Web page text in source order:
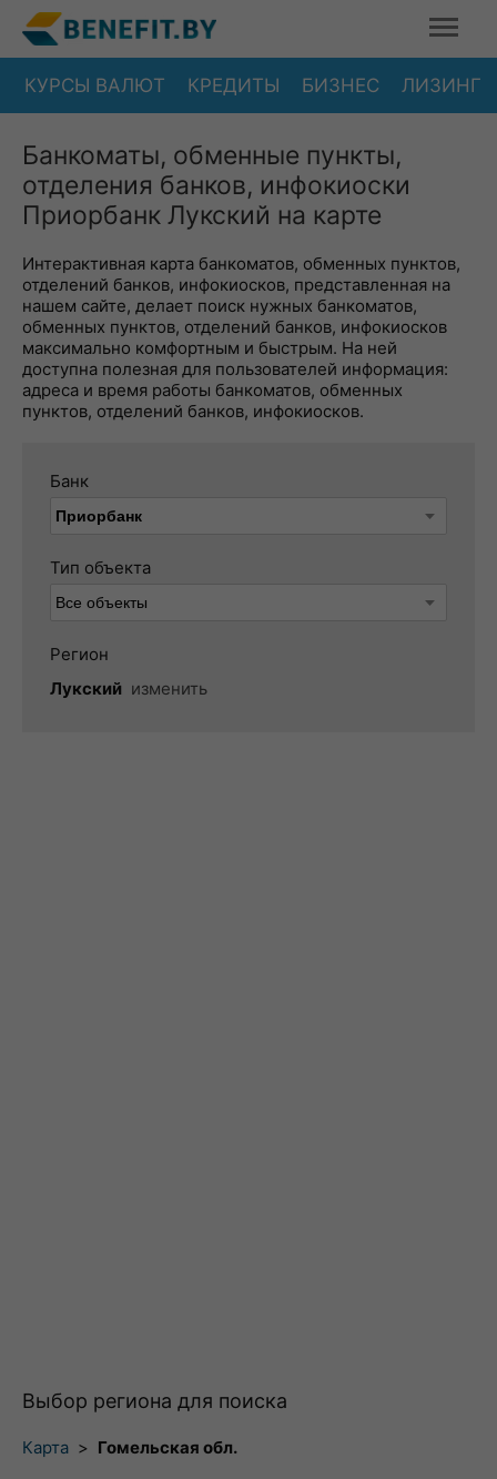
КУРСЫ ВАЛЮТ КРЕДИТЫ БИЗНЕС ЛИЗИНГ
Банкоматы, обменные пункты,
отделения банков, инфокиоски
Приорбанк Лукский на карте
Интерактивная карта банкоматов, обменных пунктов,
отделений банков, инфокиосков, представленная на
нашем сайте, делает поиск нужных банкоматов,
обменных пунктов, отделений банков, инфокиосков
максимально комфортным и быстрым. На ней
доступна полезная для пользователей информация:
адреса и время работы банкоматов, обменных
пунктов, отделений банков, инфокиосков.
Банк
Тип объекта
Регион
Лукский изменить
Выбор региона для поиска
Карта > Гомельская обл.